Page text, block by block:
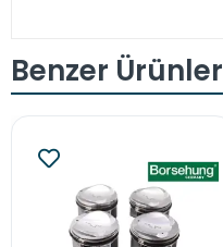
Benzer Ürünler